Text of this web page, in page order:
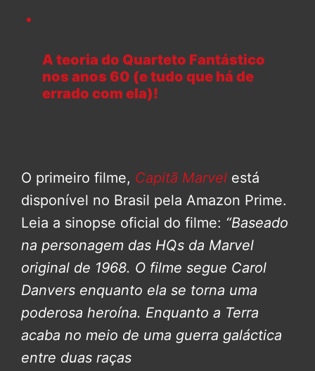
A teoria do Quarteto Fantástico
nos anos 60 (e tudo que há de
errado com ela)!
O primeiro filme, Capitã Marvel está
disponível no Brasil pela Amazon Prime.
Leia a sinopse oficial do filme: “Baseado
na personagem das HQs da Marvel
original de 1968. O filme segue Carol
Danvers enquanto ela se torna uma
poderosa heroína. Enquanto a Terra
acaba no meio de uma guerra galáctica
entre duas raças